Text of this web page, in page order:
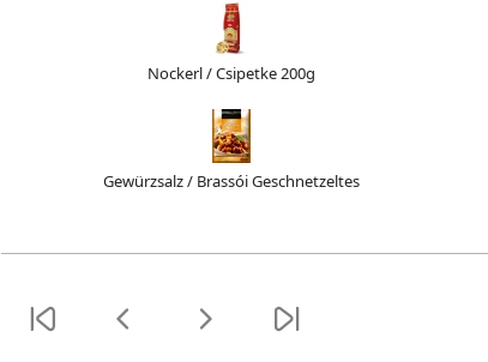
Nockerl / Csipetke 200g
Gewürzsalz / Brassói Geschnetzeltes